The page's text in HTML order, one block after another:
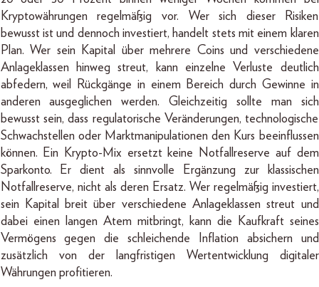
Kryptowährungen regelmäßig vor. Wer sich dieser Risiken
bewusst ist und dennoch investiert, handelt stets mit einem klaren
Plan. Wer sein Kapital über mehrere Coins und verschiedene
Anlageklassen hinweg streut, kann einzelne Verluste deutlich
abfedern, weil Rückgänge in einem Bereich durch Gewinne in
anderen ausgeglichen werden. Gleichzeitig sollte man sich
bewusst sein, dass regulatorische Veränderungen, technologische
Schwachstellen oder Marktmanipulationen den Kurs beeinflussen
können. Ein Krypto-Mix ersetzt keine Notfallreserve auf dem
Sparkonto. Er dient als sinnvolle Ergänzung zur klassischen
Notfallreserve, nicht als deren Ersatz. Wer regelmäßig investiert,
sein Kapital breit über verschiedene Anlageklassen streut und
dabei einen langen Atem mitbringt, kann die Kaufkraft seines
Vermögens gegen die schleichende Inflation absichern und
zusätzlich von der langfristigen Wertentwicklung digitaler
Währungen profitieren.